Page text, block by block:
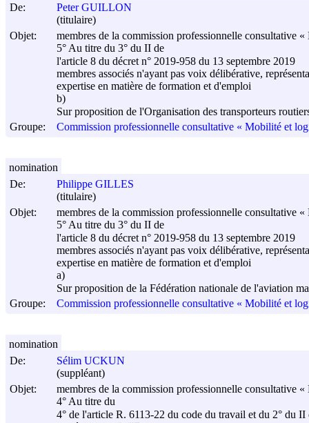
De:
Peter GUILLON
(titulaire)
Objet:
membres de la commission professionnelle consultative
5° Au titre du 3° du II de
l'article 8 du décret n° 2019-958 du 13 septembre 2019
membres associés n'ayant pas voix délibérative,
expertise en matière de formation et d'emploi
b)
Sur proposition de l'Organisation des transporteurs
Groupe:
Commission professionnelle consultative « Mobilité et
De:
Philippe GILLES
(titulaire)
Objet:
membres de la commission professionnelle consultative
5° Au titre du 3° du II de
l'article 8 du décret n° 2019-958 du 13 septembre 2019
membres associés n'ayant pas voix délibérative,
expertise en matière de formation et d'emploi
a)
Sur proposition de la Fédération nationale de l'aviation
Groupe:
Commission professionnelle consultative « Mobilité et
nomination
De:
Sélim UCKUN
(suppléant)
Objet:
membres de la commission professionnelle consultative
4° Au titre du
4° de l'article R. 6113-22 du code du travail et du 2° du
nomination